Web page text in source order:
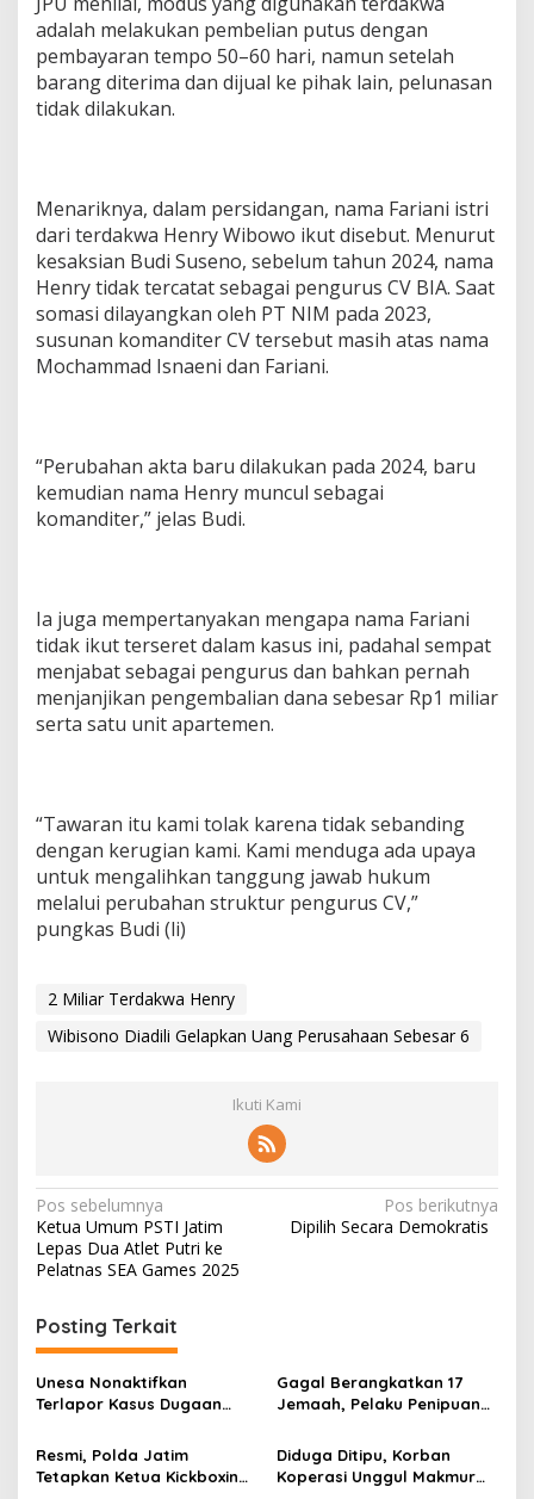
adalah melakukan pembelian putus dengan
pembayaran tempo 50–60 hari, namun setelah
barang diterima dan dijual ke pihak lain, pelunasan
tidak dilakukan.
Menariknya, dalam persidangan, nama Fariani istri
dari terdakwa Henry Wibowo ikut disebut. Menurut
kesaksian Budi Suseno, sebelum tahun 2024, nama
Henry tidak tercatat sebagai pengurus CV BIA. Saat
somasi dilayangkan oleh PT NIM pada 2023,
susunan komanditer CV tersebut masih atas nama
Mochammad Isnaeni dan Fariani.
“Perubahan akta baru dilakukan pada 2024, baru
kemudian nama Henry muncul sebagai
komanditer,” jelas Budi.
Ia juga mempertanyakan mengapa nama Fariani
tidak ikut terseret dalam kasus ini, padahal sempat
menjabat sebagai pengurus dan bahkan pernah
menjanjikan pengembalian dana sebesar Rp1 miliar
serta satu unit apartemen.
“Tawaran itu kami tolak karena tidak sebanding
dengan kerugian kami. Kami menduga ada upaya
untuk mengalihkan tanggung jawab hukum
melalui perubahan struktur pengurus CV,”
pungkas Budi (li)
2 Miliar Terdakwa Henry
Wibisono Diadili Gelapkan Uang Perusahaan Sebesar 6
Ikuti Kami
N
a
v
i
g
a
s
i
p
Pos sebelumnya
Ketua Umum PSTI Jatim
Lepas Dua Atlet Putri ke
Pelatnas SEA Games 2025
Pos berikutnya
Dipilih Secara Demokratis
Posting Terkait
Unesa Nonaktifkan
Terlapor Kasus Dugaan
Kegiatan Kampus demi
Kelancaran Penanganan
Gagal Berangkatkan 17
Jemaah, Pelaku Penipuan
Polres Pamekasan
Resmi, Polda Jatim
Tetapkan Ketua Kickboxing
Diduga Ditipu, Korban
Koperasi Unggul Makmur